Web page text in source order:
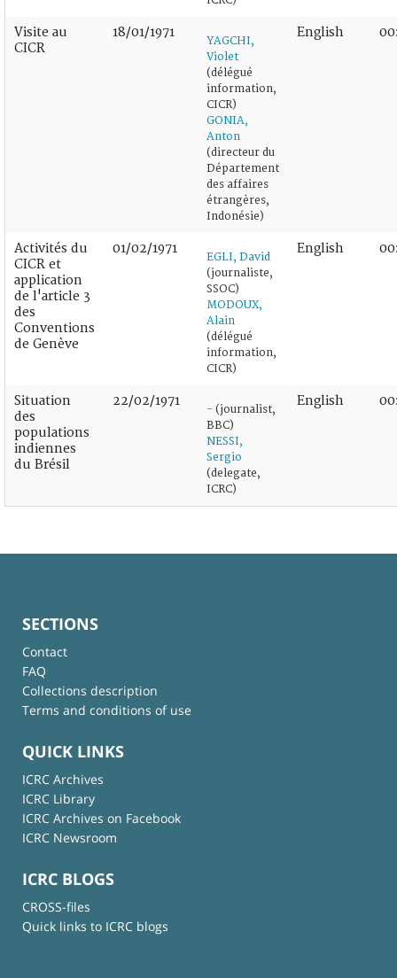
Visite au
CICR
18/01/1971
YAGCHI,
Violet
(délégué
information,
CICR)
GONIA,
Anton
(directeur du
Département
des affaires
étrangères,
Indonésie)
English
Activités du
CICR et
application
de l'article 3
des
Conventions
de Genève
01/02/1971
EGLI, David
(journaliste,
SSOC)
MODOUX,
Alain
(délégué
information,
CICR)
English
Situation
des
populations
indiennes
du Brésil
22/02/1971
- (journalist,
BBC)
NESSI,
Sergio
(delegate,
ICRC)
English
SECTIONS
Contact
FAQ
Collections description
Terms and conditions of use
QUICK LINKS
ICRC Archives
ICRC Library
ICRC Archives on Facebook
ICRC Newsroom
ICRC BLOGS
CROSS-files
Quick links to ICRC blogs